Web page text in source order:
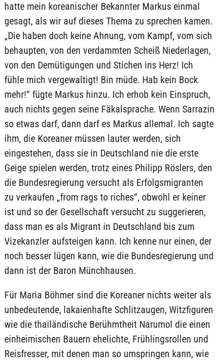
hatte mein koreanischer Bekannter Markus einmal
gesagt, als wir auf dieses Thema zu sprechen kamen.
„Die haben doch keine Ahnung, vom Kampf, vom sich
behaupten, von den verdammten Scheiß Niederlagen,
von den Demütigungen und Stichen ins Herz! Ich
fühle mich vergewaltigt! Bin müde. Hab kein Bock
mehr!“ fügte Markus hinzu. Ich erhob kein Einspruch,
auch nichts gegen seine Fäkalsprache. Wenn Sarrazin
so etwas darf, dann darf es Markus allemal. Ich sagte
ihm, die Koreaner müssen lauter werden, sich
eingestehen, dass sie in Deutschland nie die erste
Geige spielen werden, trotz eines Philipp Röslers, den
die Bundesregierung versucht als Erfolgsmigranten
zu verkaufen „from rags to riches“, obwohl er keiner
ist und so der Gesellschaft versucht zu suggerieren,
dass man es als Migrant in Deutschland bis zum
Vizekanzler aufsteigen kann. Ich kenne nur einen, der
noch besser lügen kann, wie die Bundesregierung und
dann ist der Baron Münchhausen.
Für Maria Böhmer sind die Koreaner nichts weiter als
unbedeutende, lakaienhafte Schlitzaugen, Witzfiguren
wie die thailändische Berühmtheit Narumol die einen
einheimischen Bauern ehelichte, Frühlingsrollen und
Reisfresser, mit denen man so umspringen kann, wie